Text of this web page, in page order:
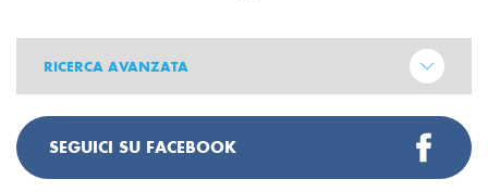
RICERCA AVANZATA
SEGUICI SU FACEBOOK